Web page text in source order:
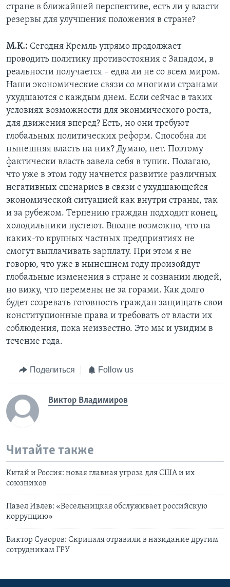
стране в ближайшей перспективе, есть ли у власти
резервы для улучшения положения в стране?
М.К.: Сегодня Кремль упрямо продолжает
проводить политику противостояния с Западом, в
реальности получается – едва ли не со всем миром.
Наши экономические связи со многими странами
ухудшаются с каждым днем. Если сейчас в таких
условиях возможности для эконмического роста,
для движения вперед? Есть, но они требуют
глобальных политических реформ. Способна ли
нынешняя власть на них? Думаю, нет. Поэтому
фактически власть завела себя в тупик. Полагаю,
что уже в этом году начнется развитие различных
негативных сценариев в связи с ухудшающейся
экономической ситуацией как внутри страны, так
и за рубежом. Терпению граждан подходит конец,
холодильники пустеют. Вполне возможно, что на
каких-то крупных частных предприятиях не
смогут выплачивать зарплату. При этом я не
говорю, что уже в нынешнем году произойдут
глобальные изменения в стране и сознании людей,
но вижу, что перемены не за горами. Как долго
будет созревать готовность граждан защищать свои
конституционные права и требовать от власти их
соблюдения, пока неизвестно. Это мы и увидим в
течение года.
Поделиться Follow us
Виктор Владимиров
Читайте также
Китай и Россия: новая главная угроза для CША и их
союзников
Павел Ивлев: «Весельницкая обслуживает российскую
коррупцию»
Виктор Суворов: Скрипаля отравили в назидание другим
сотрудникам ГРУ